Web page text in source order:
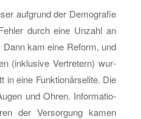
auf­grund der De­mo­gra­fie
durch eine Un­zahl an
kam eine Re­form, und
(in­klu­si­ve Ver­tre­tern) wur­
in eine Funk­tio­närs­eli­te. Die
und Ohren. In­for­ma­tio­
der Ver­sor­gung kamen